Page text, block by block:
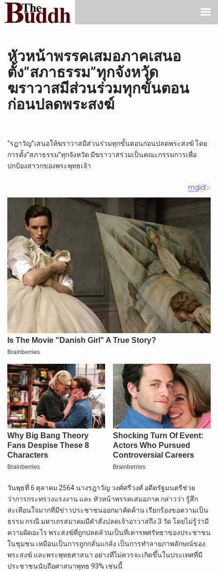
หัวหน้าพรรคเสมอภาคเสนอ
ตั้ง”สภาธรรม”ทุกจังหวัด
ฆราวาสมีส่วนร่วมทุกขั้นตอน
ก่อนปลดพระสงฆ์
“รฎาวัญ”เสนอให้ฆราวาสมีส่วนร่วมทุกขั้นตอนก่อนปลดพระสงฆ์ โดย
การตั้ง”สภาธรรม”ทุกจังหวัด มีฆราวาสร่วมเป็นคณะกรรมการเพื่อ
ปกป้องสาวกของพระพุทธเจ้า
วันพุธที่ 6 ตุลาคม 2564 นางรฎาวัญ วงศ์ศรีวงศ์ อดีตรัฐมนตรีช่วย
ว่าการกระทรวงแรงงาน และ หัวหน้าพรรคเสมอภาค กล่าวว่า รู้สึก
สะเทือนใจมากที่มีข่าวประชาชนออกมาคัดค้าน เรียกร้องขอความเป็น
ธรรม กรณี มหาเถรสมาคมมีคำสั่งปลดเจ้าอาวาสถึง 3 วัด โดยไม่รู้ว่ามี
ความผิดอะไร พระสงฆ์ที่ถูกปลดล้วนเป็นที่เคารพศรัทธาของประชาชน
ในชุมชน เหมือนเป็นการถูกกลั่นแกล้ง เป็นการทำลายภาพลักษณ์ของ
พระสงฆ์ และพระพุทธศาสนา อย่างที่ไม่ควรจะเกิดขึ้นในประเทศที่มี
ประชาชนนับถือศาสนาพุทธ 93% เช่นนี้